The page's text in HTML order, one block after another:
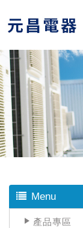
Menu
產品專區